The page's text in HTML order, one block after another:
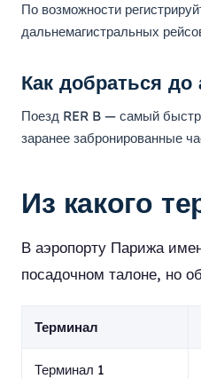
По возможности
дальнемагистральных
Как добраться до
Поезд RER B — самый
заранее забронированные
Из какого
В аэропорту Парижа
посадочном талоне, но
Терминал
Терминал 1